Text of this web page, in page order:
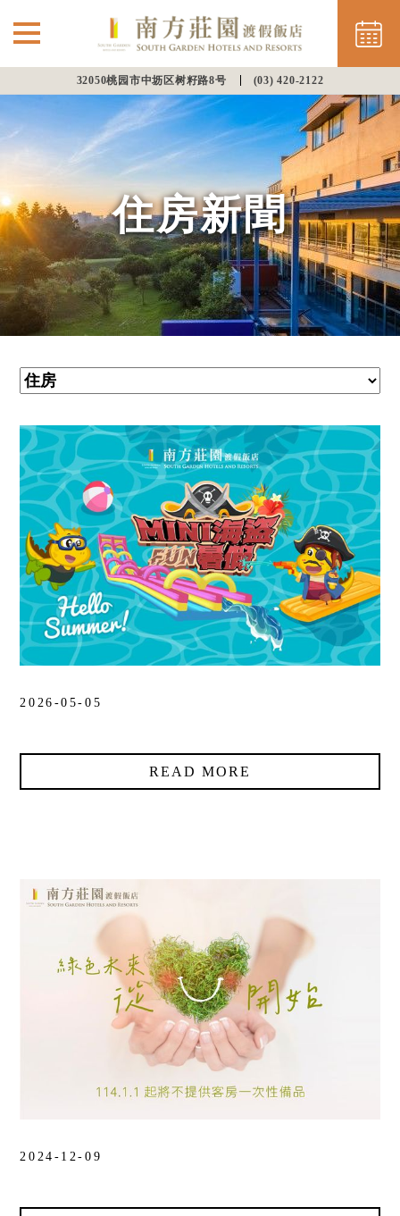
32050桃园市中坜区树籽路8号 (03) 420-2122
最新消息 ⌵
南方住房
餐饮美馔
会议渡假
幸福婚宴
南方联谊会 ⌵
联络饭店 ⌵
LANGUAGE ⌵
抬頭：樹籽股份有限公司桃園分公司
住房新聞
2026-05-05
READ MORE
2024-12-09